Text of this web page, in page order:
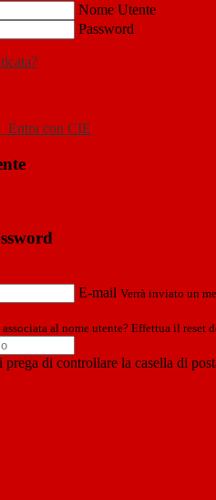
Nome Utente
Password
Entra con CIE
E-mail Verrà inviato un
al nome utente? Effettua il reset
di controllare la casella di